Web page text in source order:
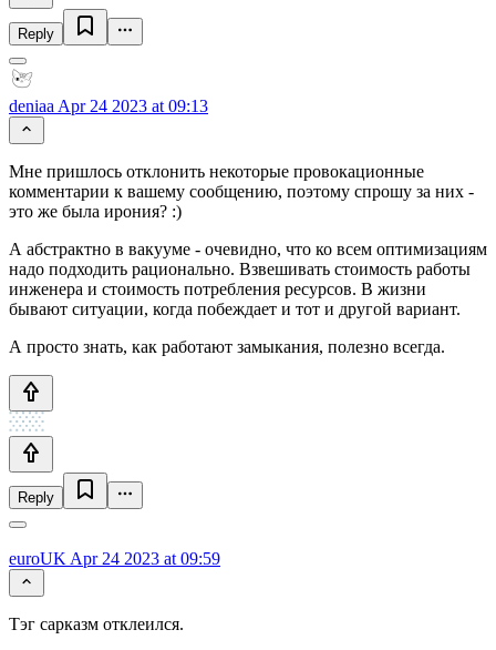
Reply
deniaa Apr 24 2023 at 09:13
Мне пришлось отклонить некоторые провокационные
комментарии к вашему сообщению, поэтому спрошу за них -
это же была ирония? :)
А абстрактно в вакууме - очевидно, что ко всем оптимизациям
надо подходить рационально. Взвешивать стоимость работы
инженера и стоимость потребления ресурсов. В жизни
бывают ситуации, когда побеждает и тот и другой вариант.
А просто знать, как работают замыкания, полезно всегда.
Reply
euroUK Apr 24 2023 at 09:59
Тэг сарказм отклеился.